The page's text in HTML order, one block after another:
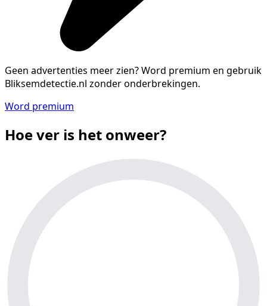
Geen advertenties meer zien?Word premium en gebruik
Bliksemdetectie.nl zonder onderbrekingen.
Word premium
Hoe ver is het onweer?